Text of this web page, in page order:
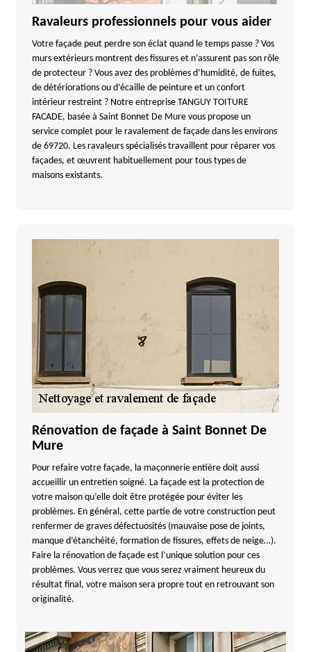
Ravaleurs professionnels pour vous aider
Votre façade peut perdre son éclat quand le temps passe ? Vos
murs extérieurs montrent des fissures et n’assurent pas son rôle
de protecteur ? Vous avez des problèmes d’humidité, de fuites,
de détériorations ou d’écaille de peinture et un confort
intérieur restreint ? Notre entreprise TANGUY TOITURE
FACADE, basée à Saint Bonnet De Mure vous propose un
service complet pour le ravalement de façade dans les environs
de 69720. Les ravaleurs spécialisés travaillent pour réparer vos
façades, et œuvrent habituellement pour tous types de
maisons existants.
Rénovation de façade à Saint Bonnet De
Mure
Pour refaire votre façade, la maçonnerie entière doit aussi
accueillir un entretien soigné. La façade est la protection de
votre maison qu’elle doit être protégée pour éviter les
problèmes. En général, cette partie de votre construction peut
renfermer de graves défectuosités (mauvaise pose de joints,
manque d’étanchéité, formation de fissures, effets de neige…).
Faire la rénovation de façade est l’unique solution pour ces
problèmes. Vous verrez que vous serez vraiment heureux du
résultat final, votre maison sera propre tout en retrouvant son
originalité.